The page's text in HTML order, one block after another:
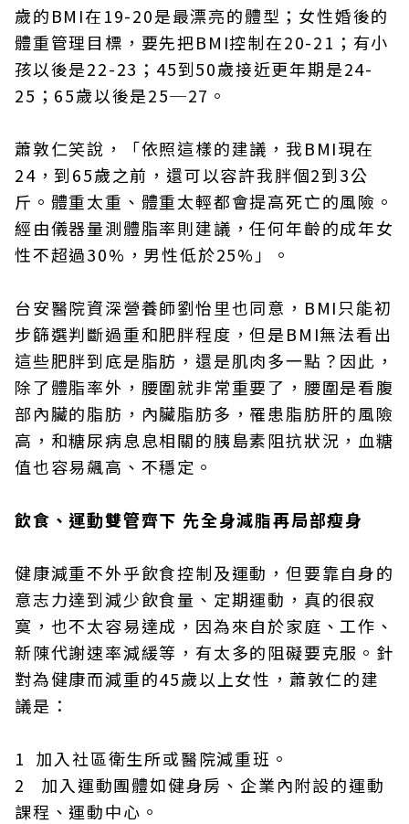
歲的BMI在19-20是最漂亮的體型；女性婚後的
體重管理目標，要先把BMI控制在20-21；有小
孩以後是22-23；45到50歲接近更年期是24-
25；65歲以後是25─27。
蕭敦仁笑說，「依照這樣的建議，我BMI現在
24，到65歲之前，還可以容許我胖個2到3公
斤。體重太重、體重太輕都會提高死亡的風險。
經由儀器量測體脂率則建議，任何年齡的成年女
性不超過30%，男性低於25%」。
台安醫院資深營養師劉怡里也同意，BMI只能初
步篩選判斷過重和肥胖程度，但是BMI無法看出
這些肥胖到底是脂肪，還是肌肉多一點？因此，
除了體脂率外，腰圍就非常重要了，腰圍是看腹
部內臟的脂肪，內臟脂肪多，罹患脂肪肝的風險
高，和糖尿病息息相關的胰島素阻抗狀況，血糖
值也容易飆高、不穩定。
飲食、運動雙管齊下 先全身減脂再局部瘦身
健康減重不外乎飲食控制及運動，但要靠自身的
意志力達到減少飲食量、定期運動，真的很寂
寞，也不太容易達成，因為來自於家庭、工作、
新陳代謝速率減緩等，有太多的阻礙要克服。針
對為健康而減重的45歲以上女性，蕭敦仁的建
議是：
1 加入社區衛生所或醫院減重班。
2 加入運動團體如健身房、企業內附設的運動
課程、運動中心。